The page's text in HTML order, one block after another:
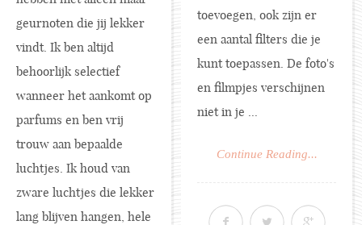
toevoegen, ook zijn er
een aantal filters die je
kunt toepassen. De foto's
en filmpjes verschijnen
niet in je ...
Continue Reading...
geurnoten die jij lekker
vindt. Ik ben altijd
behoorlijk selectief
wanneer het aankomt op
parfums en ben vrij
trouw aan bepaalde
luchtjes. Ik houd van
zware luchtjes die lekker
lang blijven hangen, hele